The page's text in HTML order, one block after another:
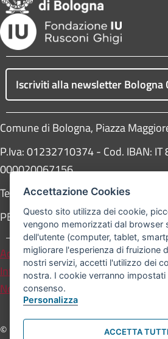
Iscriviti alla newsletter Bologna
Comune di Bologna, Piazza
P.Iva: 01232710374 - Cod. IBAN:
000020067156
Telefono:051203040
PEC:
Accessibilità
Carta dei valori
Informativa sul trattamento dei dati
Note legali
© Comune di Bologna. Tutti i diritti
Accettazione Cookies
Questo sito utilizza dei cookie,
vengono memorizzati dal browser
dell'utente (computer, tablet,
migliorare l'esperienza di fruizione
nostri servizi, accetti l'utilizzo dei
nostra. I cookie verranno
consenso.
Personalizza
ACCETTA TUTTI